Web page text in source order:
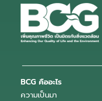
BCG คืออะไร
ความเป็นมา